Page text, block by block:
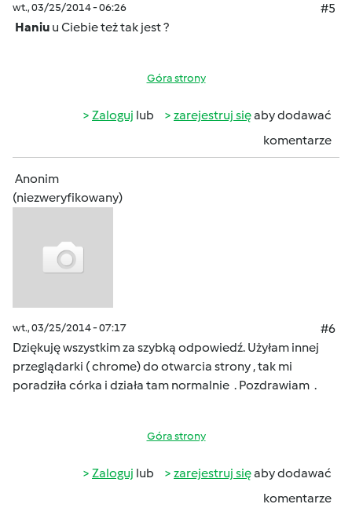
wt., 03/25/2014 - 06:26
#5
Haniu u Ciebie też tak jest ?
Góra strony
Zaloguj lub zarejestruj sięaby dodawać
komentarze
Anonim
(niezweryfikowany)
wt., 03/25/2014 - 07:17
#6
Dziękuję wszystkim za szybką odpowiedź. Użyłam innej
przeglądarki ( chrome) do otwarcia strony , tak mi
poradziła córka i działa tam normalnie . Pozdrawiam .
Góra strony
Zaloguj lub zarejestruj sięaby dodawać
komentarze